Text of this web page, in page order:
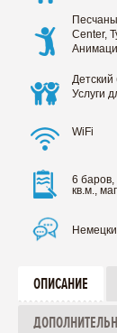
Center,
Детский
Услуги
WiFi
6
кв.м.,
ОПИСАНИЕ